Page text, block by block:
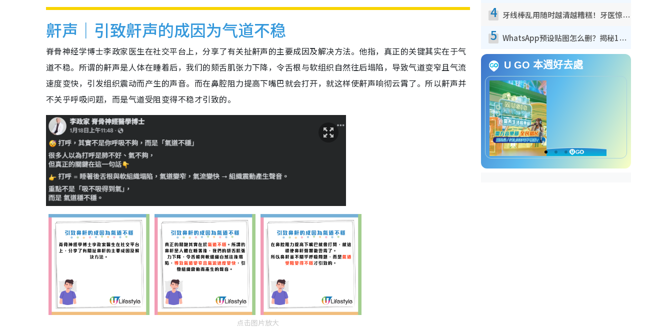
鼾声｜引致鼾声的成因为气道不稳
脊骨神经学博士李政家医生在社交平台上，分享了有关扯鼾声的主要成因及解决方法。他指，真正的关键其实在于气
道不稳。所谓的鼾声是人体在睡着后，我们的颏舌肌张力下降，令舌根与软组织自然往后塌陷，导致气道变窄且气流
速度变快，引发组织震动而产生的声音。而在鼻腔阻力提高下嘴巴就会打开，就这样使鼾声响彻云霄了。所以鼾声并
不关乎呼吸问题，而是气道受阻变得不稳才引致的。
点击图片放大
4 牙线棒乱用随时越清越糟糕！牙医惊揭盲目过户细菌恐致蛀牙：这种才是日常真保养
5 WhatsApp预设贴图怎么删？揭秘1招“反向操作”还原简洁界面 附3步实测教程
U GO 本週好去處